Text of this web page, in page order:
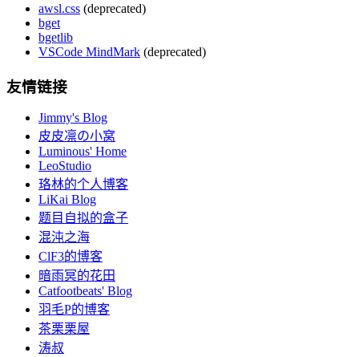
awsl.css (deprecated)
bget
bgetlib
VSCode MindMark (deprecated)
友情链接
Jimmy's Blog
皮皮凛の小窝
Luminous' Home
LeoStudio
珞林的个人博客
LiKai Blog
题目自拟的盒子
混沌之海
ClF3的博客
暗雨冥的花田
Catfootbeats' Blog
羽毛P的博客
茶栗栗屋
涛叔